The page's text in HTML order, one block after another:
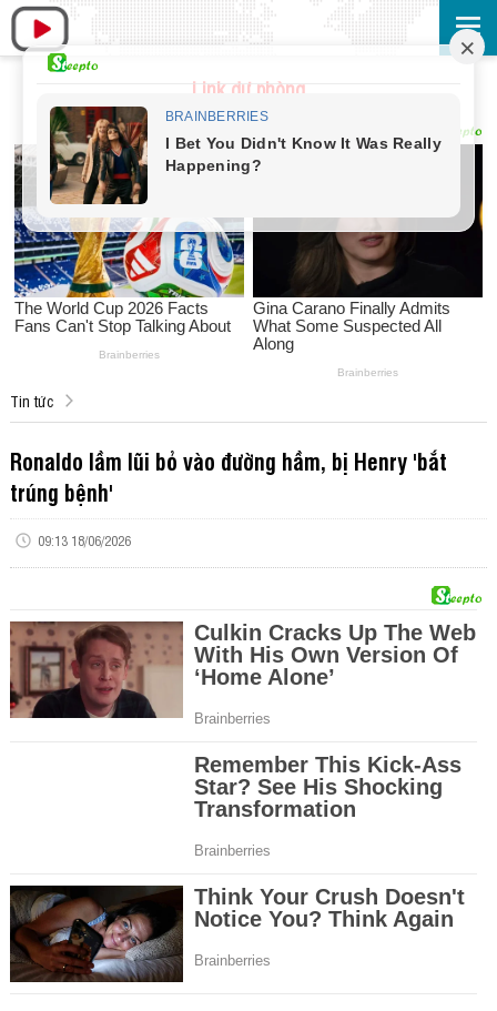
Link dự phòng
Tin tức
Ronaldo lầm lũi bỏ vào đường hầm, bị Henry 'bắt
trúng bệnh'
09:13 18/06/2026